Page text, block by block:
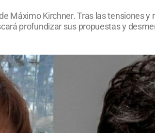
Máximo Kirchner. Tras las tensiones y
profundizar sus propuestas y